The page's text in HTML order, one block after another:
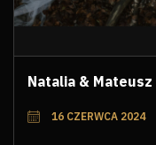
Natalia &
16 CZERWCA 2024